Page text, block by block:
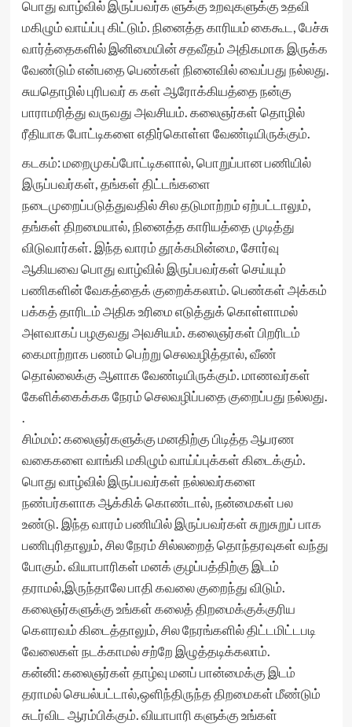
பொது வாழ்வில் இருப்பவர்க ளுக்கு உறவுகளுக்கு உதவி
மகிழும் வாய்ப்பு கிட்டும். நினைத்த காரியம் கைகூட, பேச்சு
வார்த்தைகளில் இனிமையின் சதவீதம் அதிகமாக இருக்க
வேண்டும் என்பதை பெண்கள் நினைவில் வைப்பது நல்லது.
சுயதொழில் புரிபவர் க கள் ஆரோக்கியத்தை நன்கு
பாராமரித்து வருவது அவசியம். கலைஞர்கள் தொழில்
ரீதியாக போட்டிகளை எதிர்கொள்ள வேண்டியிருக்கும்.
கடகம்: மறைமுகப்போட்டிகளால், பொறுப்பான பணியில்
இருப்பவர்கள், தங்கள் திட்டங்களை
நடைமுறைப்படுத்துவதில் சில தடுமாற்றம் ஏற்பட்டாலும்,
தங்கள் திறமையால், நினைத்த காரியத்தை முடித்து
விடுவார்கள். இந்த வாரம் தூக்கமின்மை, சோர்வு
ஆகியவை பொது வாழ்வில் இருப்பவர்கள் செய்யும்
பணிகளின் வேகத்தைக் குறைக்கலாம். பெண்கள் அக்கம்
பக்கத் தாரிடம் அதிக உரிமை எடுத்துக் கொள்ளாமல்
அளவாகப் பழகுவது அவசியம். கலைஞர்கள் பிறரிடம்
கைமாற்றாக பணம் பெற்று செலவழித்தால், வீண்
தொல்லைக்கு ஆளாக வேண்டியிருக்கும். மாணவர்கள்
கேளிக்கைக்கக நேரம் செலவழிப்பதை குறைப்பது நல்லது.
.
சிம்மம்: கலைஞர்களுக்கு மனதிற்கு பிடித்த ஆபரண
வகைகளை வாங்கி மகிழும் வாய்ப்புக்கள் கிடைக்கும்.
பொது வாழ்வில் இருப்பவர்கள் நல்லவர்களை
நண்பர்களாக ஆக்கிக் கொண்டால், நன்மைகள் பல
உண்டு. இந்த வாரம் பணியில் இருப்பவர்கள் சுறுசுறுப் பாக
பணிபுரிதாலும், சில நேரம் சில்லறைத் தொந்தரவுகள் வந்து
போகும். வியாபாரிகள் மனக் குழப்பத்திற்கு இடம்
தராமல்,இருந்தாலே பாதி கவலை குறைந்து விடும்.
கலைஞர்களுக்கு உங்கள் கலைத் திறமைக்குக்குரிய
கௌரவம் கிடைத்தாலும், சில நேரங்களில் திட்டமிட்டபடி
வேலைகள் நடக்காமல் சற்றே இழுத்தடிக்கலாம்.
கன்னி: கலைஞர்கள் தாழ்வு மனப் பான்மைக்கு இடம்
தராமல் செயல்பட்டால்,ஒளிந்திருந்த திறமைகள் மீண்டும்
சுடர்விட ஆரம்பிக்கும். வியாபாரி களுக்கு உங்கள்